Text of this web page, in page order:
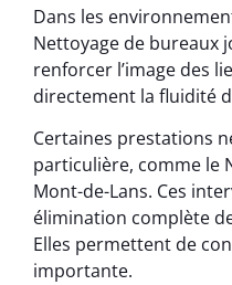
Dans les
Nettoyage de bureaux
renforcer l’image des
directement la fluidité
Certaines prestations
particulière, comme le
Mont-de-Lans. Ces
élimination complète
Elles permettent de
importante.